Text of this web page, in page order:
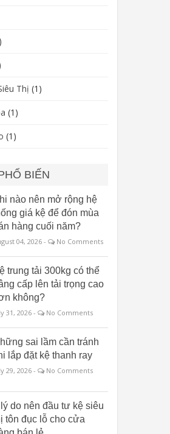
Thị (1)
(1)
(1)
BIẾN
nào nên mở rộng hệ
giá kệ để đón mùa
hàng cuối năm?
04, 2026 - No Comments
trung tải 300kg có thể
cấp lên tải trọng cao
không?
31, 2026 - No Comments
sai lầm cần tránh
lắp đặt kệ thanh ray
29, 2026 - No Comments
do nên đầu tư kệ siêu
tôn đục lỗ cho cửa